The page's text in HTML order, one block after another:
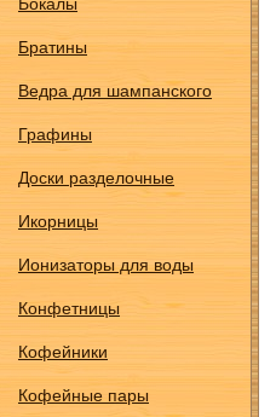
Братины
Ведра для шампанского
Графины
Доски разделочные
Икорницы
Ионизаторы для воды
Конфетницы
Кофейники
Кофейные пары